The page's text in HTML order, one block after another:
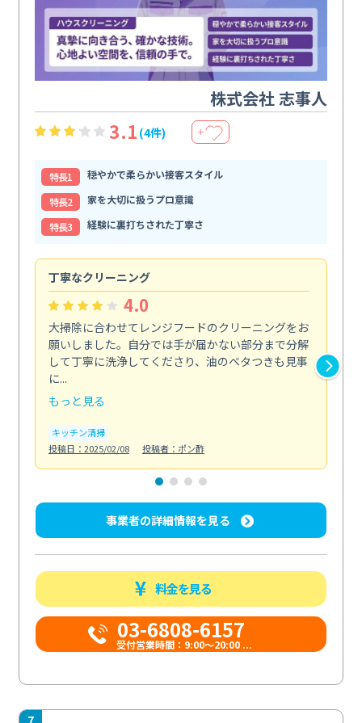
株式会社 志事人
3.1 (4件) ＋
特⻑1
穏やかで柔らかい接客スタイル
特⻑2
家を大切に扱うプロ意識
特⻑3
経験に裏打ちされた丁寧さ
丁寧なクリーニング
4.0
大掃除に合わせてレンジフードのクリーニングをお
願いしました。自分では手が届かない部分まで分解
して丁寧に洗浄してくださり、油のベタつきも見事
に...
もっと見る
キッチン清掃
投稿日：2025/02/08
投稿者：ポン酢
事業者の詳細情報を見る
料金を見る
03-6808-6157
受付営業時間：9:00〜20:00 ...